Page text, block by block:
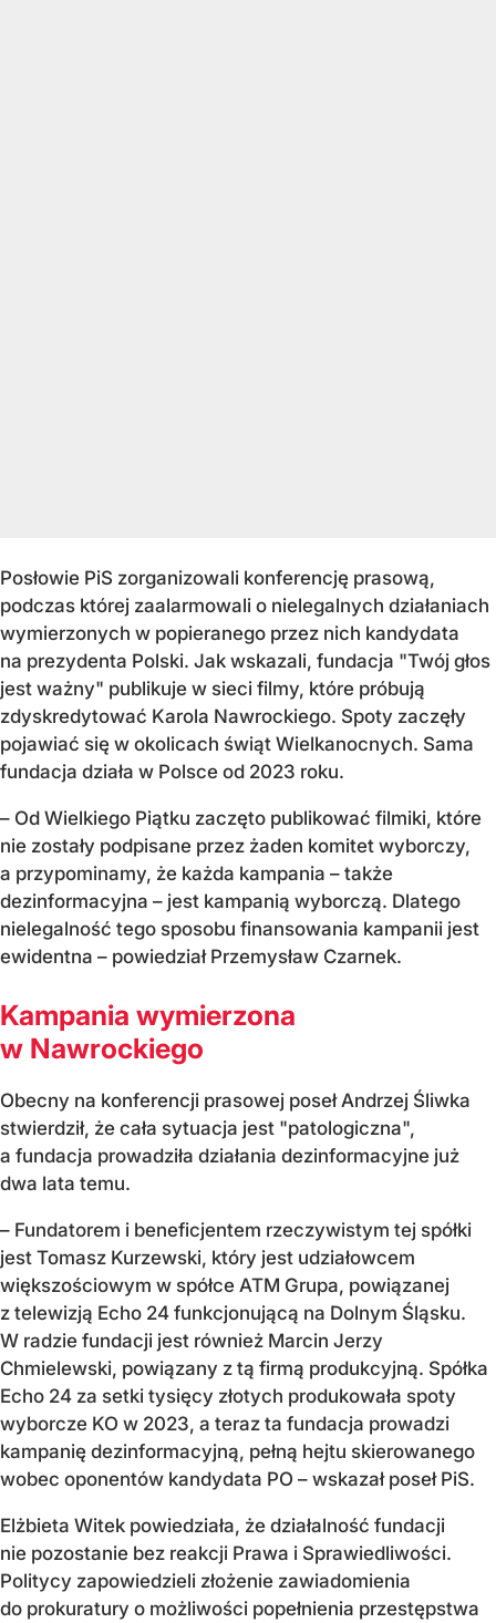
Posłowie PiS zorganizowali konferencję prasową,
podczas której zaalarmowali o nielegalnych działaniach
wymierzonych w popieranego przez nich kandydata
na prezydenta Polski. Jak wskazali, fundacja "Twój głos
jest ważny" publikuje w sieci filmy, które próbują
zdyskredytować Karola Nawrockiego. Spoty zaczęły
pojawiać się w okolicach świąt Wielkanocnych. Sama
fundacja działa w Polsce od 2023 roku.
– Od Wielkiego Piątku zaczęto publikować filmiki, które
nie zostały podpisane przez żaden komitet wyborczy,
a przypominamy, że każda kampania – także
dezinformacyjna – jest kampanią wyborczą. Dlatego
nielegalność tego sposobu finansowania kampanii jest
ewidentna – powiedział Przemysław Czarnek.
Kampania wymierzona
w Nawrockiego
Obecny na konferencji prasowej poseł Andrzej Śliwka
stwierdził, że cała sytuacja jest "patologiczna",
a fundacja prowadziła działania dezinformacyjne już
dwa lata temu.
– Fundatorem i beneficjentem rzeczywistym tej spółki
jest Tomasz Kurzewski, który jest udziałowcem
większościowym w spółce ATM Grupa, powiązanej
z telewizją Echo 24 funkcjonującą na Dolnym Śląsku.
W radzie fundacji jest również Marcin Jerzy
Chmielewski, powiązany z tą firmą produkcyjną. Spółka
Echo 24 za setki tysięcy złotych produkowała spoty
wyborcze KO w 2023, a teraz ta fundacja prowadzi
kampanię dezinformacyjną, pełną hejtu skierowanego
wobec oponentów kandydata PO – wskazał poseł PiS.
Elżbieta Witek powiedziała, że działalność fundacji
nie pozostanie bez reakcji Prawa i Sprawiedliwości.
Politycy zapowiedzieli złożenie zawiadomienia
do prokuratury o możliwości popełnienia przestępstwa